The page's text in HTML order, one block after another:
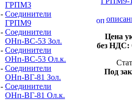
ГРПМ3
- Соединители
ГРПМ9
- Соединители
ОНп-ВС-53 Зол.
- Соединители
ОНп-ВС-53 Ол.к.
- Соединители
ОНп-ВГ-81 Зол.
- Соединители
ОНп-ВГ-81 Ол.к.
Цена
без НДС:
Под